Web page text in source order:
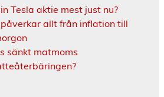
Tesla aktie mest just nu?
allt från inflation till
sänkt matmoms